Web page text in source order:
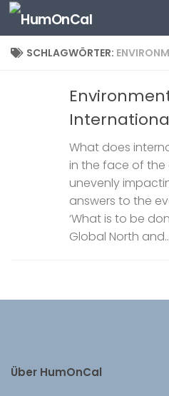
Zum Inhalt springen
SCHLAGWÖRTER:
What does
in the face of the
unevenly
answers to the
‘What is to be
Global North
Über HumOnCal